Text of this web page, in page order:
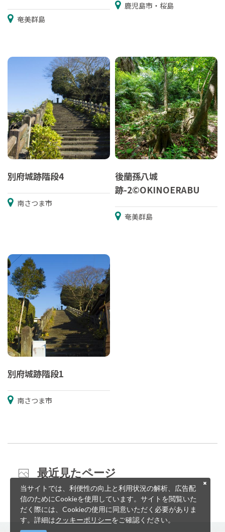
奄美群島
鹿児島市・桜島
別府城跡階段4
南さつま市
後蘭孫八城
跡-2©OKINOERABU
奄美群島
別府城跡階段1
南さつま市
最近見たページ
当サイトでは、利便性の向上と利用状況の解析、広告配
信のためにCookieを使用しています。サイトを閲覧いた
だく際には、Cookieの使用に同意いただく必要がありま
す。詳細はクッキーポリシーをご確認ください。